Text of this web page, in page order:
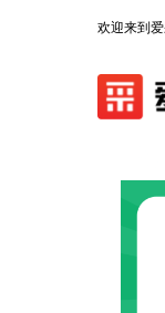
欢迎来到